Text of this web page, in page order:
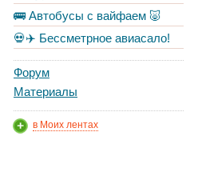
🚌 Автобусы с вайфаем 🐷
💀✈️ Бессметрное авиасало!
Форум
Материалы
в Моих лентах